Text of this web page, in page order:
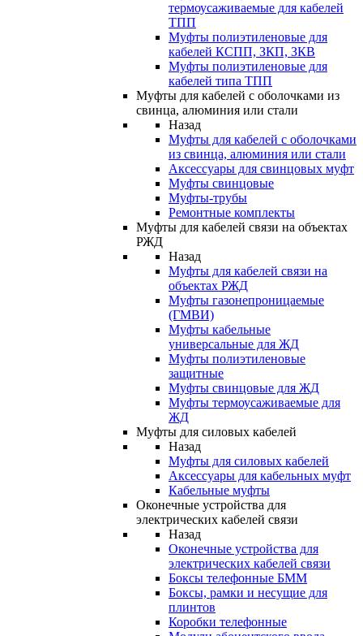
термоусаживаемые для кабелей
ТПП
Муфты полиэтиленовые для
кабелей КСПП, ЗКП, ЗКВ
Муфты полиэтиленовые для
кабелей типа ТПП
Муфты для кабелей с оболочками из
свинца, алюминия или стали
Назад
Муфты для кабелей с оболочками
из свинца, алюминия или стали
Аксессуары для свинцовых муфт
Муфты свинцовые
Муфты-трубы
Ремонтные комплекты
Муфты для кабелей связи на объектах
РЖД
Назад
Муфты для кабелей связи на
объектах РЖД
Муфты газонепроницаемые
(ГМВИ)
Муфты кабельные
универсальные для ЖД
Муфты полиэтиленовые
защитные
Муфты свинцовые для ЖД
Муфты термоусаживаемые для
ЖД
Муфты для силовых кабелей
Назад
Муфты для силовых кабелей
Аксессуары для кабельных муфт
Кабельные муфты
Оконечные устройства для
электрических кабелей связи
Назад
Оконечные устройства для
электрических кабелей связи
Боксы телефонные БММ
Боксы, рамки и несущие для
плинтов
Коробки телефонные